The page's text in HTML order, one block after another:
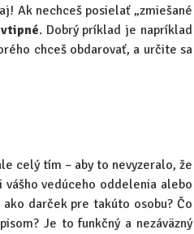
Ak nechceš posielať „zmiešané
. Dobrý príklad je napríklad
chceš obdarovať, a určite sa
celý tím – aby to nevyzeralo, že
vedúceho oddelenia alebo
darček pre takúto osobu? Čo
Je to funkčný a nezáväzný